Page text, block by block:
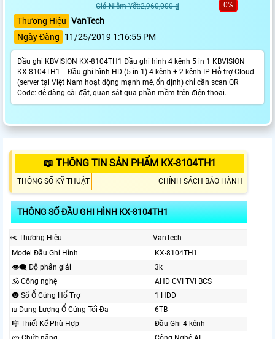
Giá Niêm Yết:2,960,000 ₫ 0%
Thương Hiệu VanTech
Ngày Đăng
11/25/2019 1:16:55 PM
Đầu ghi KBVISION KX-8104TH1 Đầu ghi hình 4 kênh 5 in 1 KBVISION
KX-8104TH1. - Đầu ghi hình HD (5 in 1) 4 kênh + 2 kênh IP Hỗ trợ Cloud
(server tại Việt Nam hoạt động mạnh mẽ, ổn định) chỉ cần scan QR
Code: dễ dàng cài đặt, quan sát qua phần mềm trên điện thoại.
📖 THÔNG TIN SẢN PHẨM KX-8104TH1
THÔNG SỐ KỸ THUẬT CHÍNH SÁCH BẢO HÀNH
THÔNG SỐ ĐẦU GHI HÌNH KX-8104TH1
⥷ Thương Hiệu
VanTech
Model Đầu Ghi Hình
KX-8104TH1
👁️‍🗨 Độ phân giải
3k
🕉️ Công nghệ
AHD CVI TVI BCS
🌚 Số Ổ Cứng Hổ Trợ
1 HDD
₪ Dung Lượng Ổ Cứng Tối Đa
6TB
🎼️ Thiết Kế Phù Hợp
Đầu Ghi 4 kênh